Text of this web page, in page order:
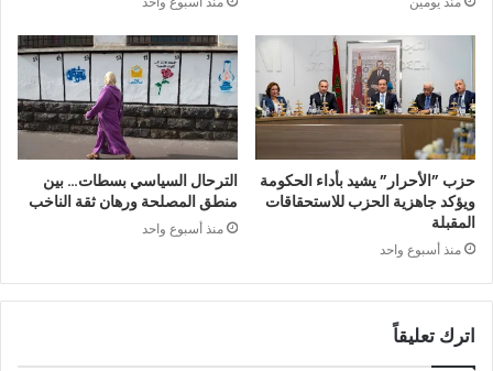
حزب ”الأحرار” يشيد بأداء الحكومة
ويؤكد جاهزية الحزب للاستحقاقات
المقبلة
منذ أسبوع واحد
الترحال السياسي بسطات… بين
منطق المصلحة ورهان ثقة الناخب
منذ أسبوع واحد
اترك تعليقاً